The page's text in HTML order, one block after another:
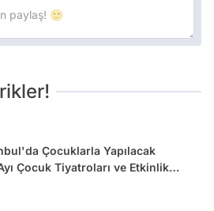
Çocuklarla Yapılacak
Çocuk Tiyatroları ve Etkinlik